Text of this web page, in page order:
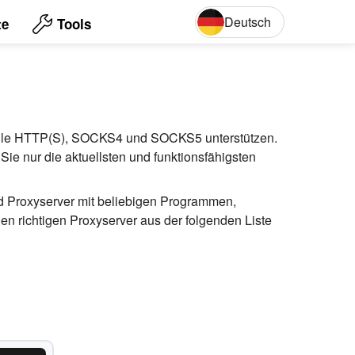
Tools English
Deutsch
HTTP(S), SOCKS4 und SOCKS5 unterstützen.
nur die aktuellsten und funktionsfähigsten
mit beliebigen Programmen,
richtigen Proxyserver aus der folgenden Liste